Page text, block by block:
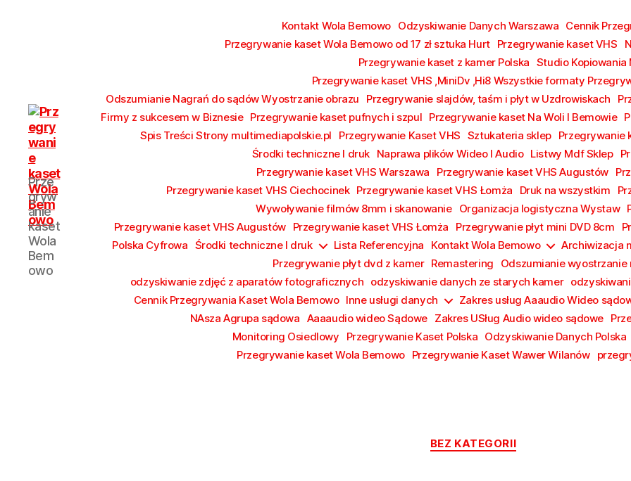
Przegrywanie
kaset
Bemowo
Wola
od
17
zł
Prze
gryw
anie
kaset
Wola
Bem
owo
Kontakt Wola Bemowo Odzyskiwanie Danych Warszawa Cennik
Przegrywanie kaset Wola Bemowo od 17 zł sztuka Hurt Przegrywanie kaset VHS
Przegrywanie kaset z kamer Polska Studio Kopiowania
Przegrywanie kaset VHS ,MiniDv ,Hi8 Wszystkie formaty
Odszumianie Nagrań do sądów Wyostrzanie obrazu
Przegrywanie slajdów, taśm i płyt w Uzdrowiskach
Firmy z sukcesem w Biznesie Przegrywanie kaset pufnych i szpul Przegrywanie kaset Na Woli I Bemowie
Spis Treści Strony multimediapolskie.pl
Przegrywanie Kaset VHS Sztukateria sklep Przegrywanie
Środki techniczne I druk Naprawa plików Wideo I Audio Listwy Mdf Sklep
Przegrywanie kaset VHS Warszawa
Przegrywanie kaset VHS Augustów
Przegrywanie kaset VHS Ciechocinek Przegrywanie kaset VHS Łomża Druk na wszystkim
Wywoływanie filmów 8mm i skanowanie Organizacja logistyczna Wystaw
Przegrywanie kaset VHS Augustów Przegrywanie kaset VHS Łomża Przegrywanie płyt mini DVD 8cm
Polska Cyfrowa Środki techniczne I druk Lista Referencyjna Kontakt Wola Bemowo
Archiwizacja
Przegrywanie płyt dvd z kamer Remastering
Odszumianie
odzyskiwanie zdjęć z aparatów fotograficznych odzyskiwanie danych ze starych kamer
Cennik Przegrywania Kaset Wola Bemowo Inne usługi danych Zakres usług Aaaudio Wideo
NAsza Agrupa sądowa Aaaaudio wideo Sądowe Zakres USług Audio wideo sądowe
Monitoring Osiedlowy
Przegrywanie Kaset Polska Odzyskiwanie Danych Polska
Przegrywanie kaset Wola Bemowo Przegrywanie Kaset Wawer Wilanów
Kategorie
BEZ KATEGORII